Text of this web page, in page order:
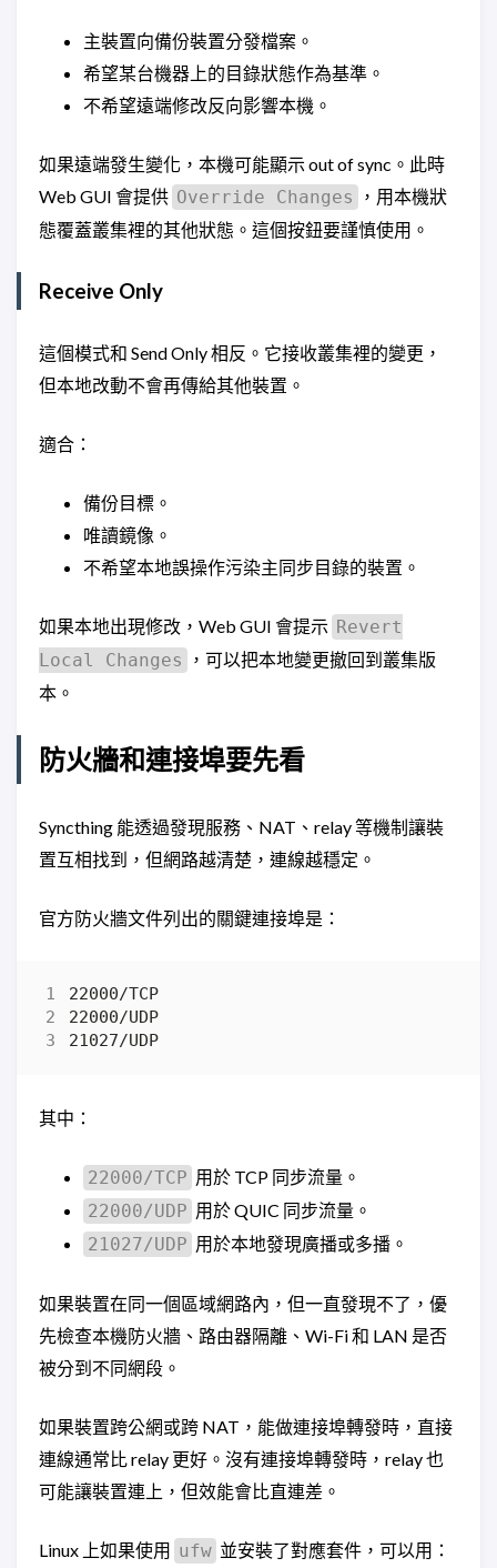
主裝置向備份裝置分發檔案。
希望某台機器上的目錄狀態作為基準。
不希望遠端修改反向影響本機。
如果遠端發生變化，本機可能顯示 out of sync。此時
Web GUI 會提供 Override Changes
，用本機狀
態覆蓋叢集裡的其他狀態。這個按鈕要謹慎使用。
Receive Only
這個模式和 Send Only 相反。它接收叢集裡的變更，
但本地改動不會再傳給其他裝置。
適合：
備份目標。
唯讀鏡像。
不希望本地誤操作污染主同步目錄的裝置。
如果本地出現修改，Web GUI 會提示 Revert
Local Changes
，可以把本地變更撤回到叢集版
本。
防火牆和連接埠要先看
Syncthing 能透過發現服務、NAT、relay 等機制讓裝
置互相找到，但網路越清楚，連線越穩定。
官方防火牆文件列出的關鍵連接埠是：
其中：
22000/TCP 用於 TCP 同步流量。
22000/UDP 用於 QUIC 同步流量。
21027/UDP 用於本地發現廣播或多播。
如果裝置在同一個區域網路內，但一直發現不了，優
先檢查本機防火牆、路由器隔離、Wi-Fi 和 LAN 是否
被分到不同網段。
如果裝置跨公網或跨 NAT，能做連接埠轉發時，直接
連線通常比 relay 更好。沒有連接埠轉發時，relay 也
可能讓裝置連上，但效能會比直連差。
Linux 上如果使用 ufw 並安裝了對應套件，可以用：